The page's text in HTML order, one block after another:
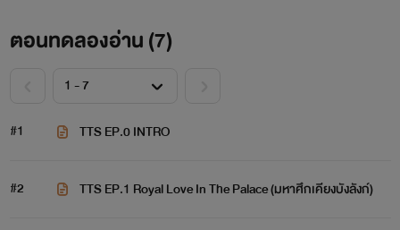
ตอนทดลองอ่าน (7)
#1 TTS EP.0 INTRO
#2 TTS EP.1 Royal Love In The Palace (มหาศึกเคียงบังลังก์)